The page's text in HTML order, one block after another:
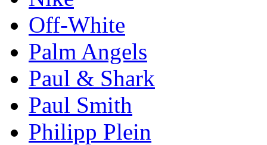
Off-White
Palm Angels
Paul & Shark
Paul Smith
Philipp Plein